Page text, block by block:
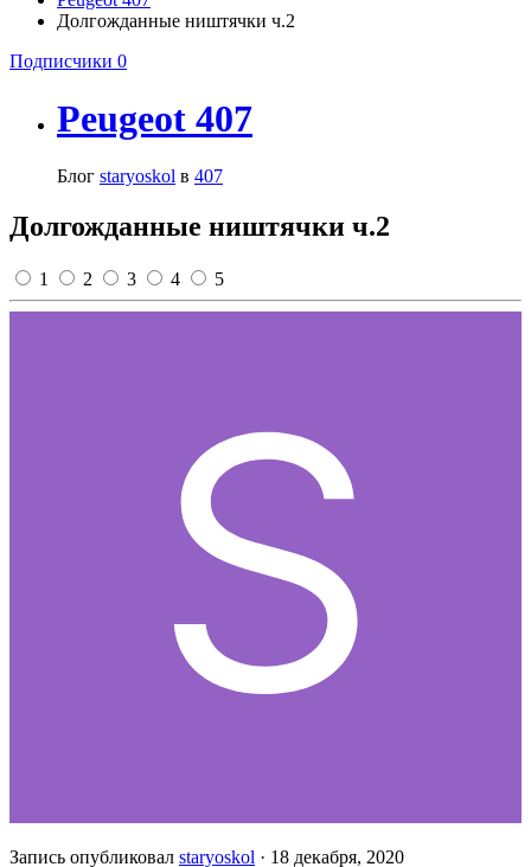
Долгожданные ништячки ч.2
Подписчики 0
Peugeot 407
Блог staryoskol в 407
Долгожданные ништячки ч.2
1 2 3 4 5
Запись опубликовал staryoskol · 18 декабря, 2020